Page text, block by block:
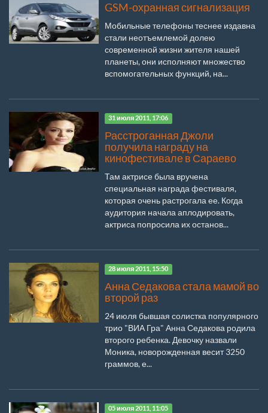
GSM-охранная сигнализация
Мобильные телефоны теснее издавна
стали неотъемлемой долею
современной жизни жителя нашей
планеты, они исполняют множество
вспомогательных функций, на...
31 июля 2011, 17:06
Расстроганная Джоли
получила награду на
кинофестивале в Сараево
Там актрисе была вручена
специальная награда фестиваля,
которая очень растрогала ее. Когда
аудитория начала аплодировать,
актриса попросила их останов...
28 июля 2011, 15:50
Анна Седакова стала мамой во
второй раз
24 июля бывшая солистка популярного
трио "ВИА Гра" Анна Седакова родила
второго ребенка. Девочку назвали
Моника, новорожденная весит 3250
граммов, е...
05 июля 2011, 11:05